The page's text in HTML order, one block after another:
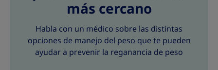
más cercano
Habla con un médico sobre las distintas
opciones de manejo del peso que te pueden
ayudar a prevenir la reganancia de peso